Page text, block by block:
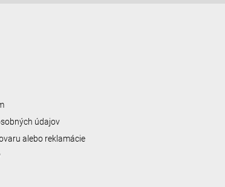
údajov
alebo reklamácie